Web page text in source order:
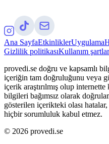
Ana SayfaEtkinliklerUygulama
Gizlilik politikasıKullanım
provedi.se doğru ve kapsamlı
içeriğin tam doğruluğunu veya
içerik araştırılmış olup internette
bilgileri bağımsız olarak
gösterilen içerikteki olası
hiçbir sorumluluk kabul etmez.
© 2026 provedi.se